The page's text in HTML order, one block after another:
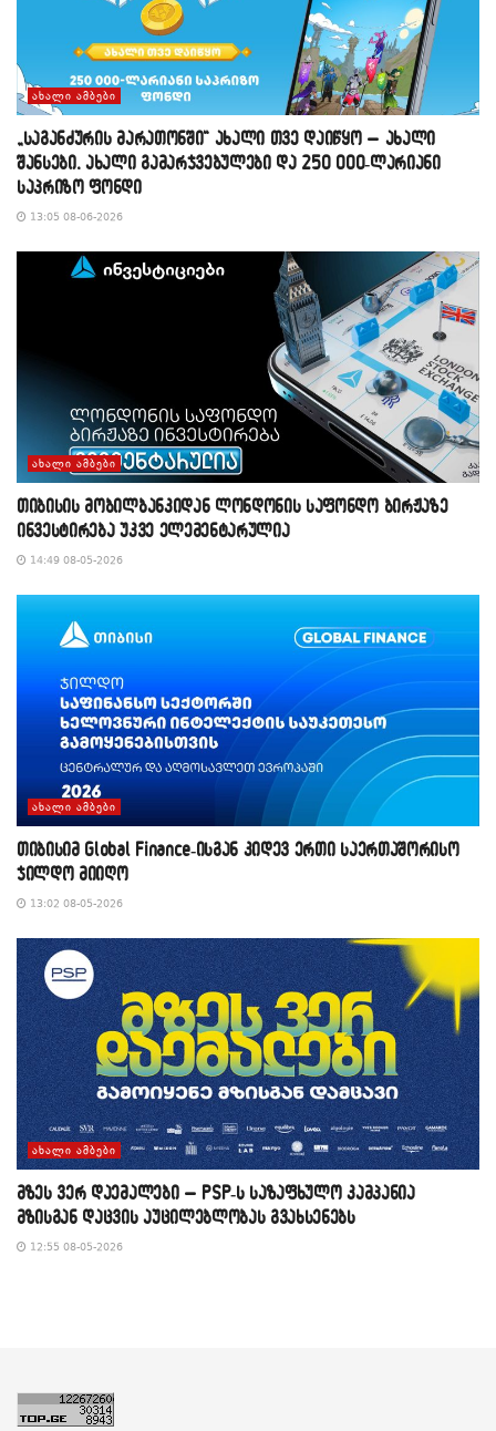
ᲐᲮᲐᲚᲘ ᲐᲛᲑᲔᲑᲘ
„საგანძურის მარათონში“ ახალი თვე დაიწყო – ახალი
შანსები, ახალი გამარჯვებულები და 250 000-ლარიანი
საპრიზო ფონდი
13:05 08-06-2026
ᲐᲮᲐᲚᲘ ᲐᲛᲑᲔᲑᲘ
თიბისის მობილბანკიდან ლონდონის საფონდო ბირჟაზე
ინვესტირება უკვე ელემენტარულია
14:49 08-05-2026
ᲐᲮᲐᲚᲘ ᲐᲛᲑᲔᲑᲘ
თიბისიმ Global Finance-ისგან კიდევ ერთი საერთაშორისო
ჯილდო მიიღო
13:02 08-05-2026
ᲐᲮᲐᲚᲘ ᲐᲛᲑᲔᲑᲘ
მზეს ვერ დაემალები – PSP-ს საზაფხულო კამპანია
მზისგან დაცვის აუცილებლობას გვახსენებს
12:55 08-05-2026